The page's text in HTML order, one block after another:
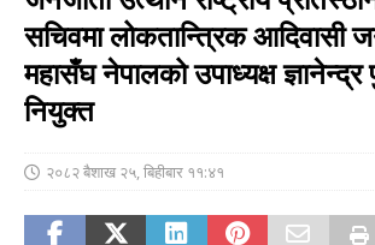
सचिवमा लोकतान्त्रिक आदिवासी
महासँघ नेपालको उपाध्यक्ष
नियुक्त
२०८२ बैशाख २५, बिहीबार ११:४१